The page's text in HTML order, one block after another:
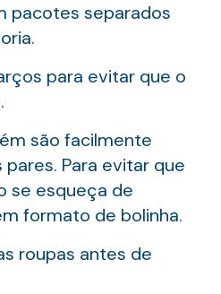
pacotes separados
para evitar que o
são facilmente
Para evitar que
se esqueça de
formato de bolinha.
roupas antes de